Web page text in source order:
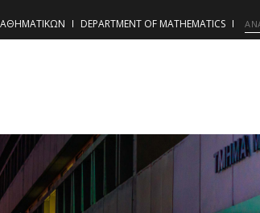
DEPARTMENT OF MATHEMATICS